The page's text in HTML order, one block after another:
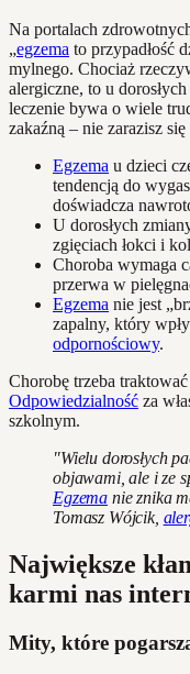
Na portalach
„egzema to przypadłość
mylnego. Chociaż
alergiczne, to u
leczenie bywa o wiele
zakaźną – nie zarazisz
Egzema u dzieci
tendencją do
doświadcza
U dorosłych
zgięciach łokci i
Choroba wymaga
przerwa w
Egzema nie jest
zapalny, który
odpornościowy.
Chorobę trzeba
Odpowiedzialność za
szkolnym.
"Wielu dorosłych
objawami, ale i ze
Egzema nie znika
Tomasz Wójcik,
Największe
karmi nas
Mity, które